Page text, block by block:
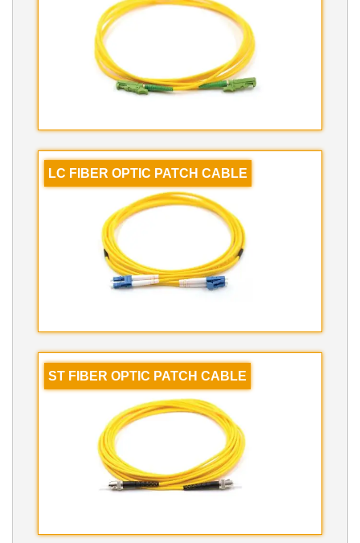
LC FIBER OPTIC PATCH CABLE
ST FIBER OPTIC PATCH CABLE